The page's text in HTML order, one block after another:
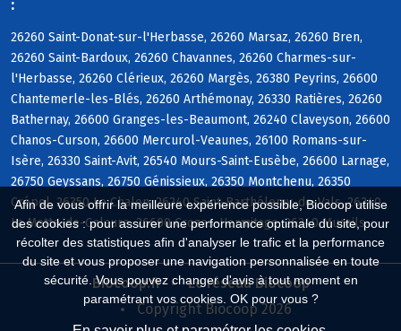
Afin de vous offrir la meilleure expérience possible, Biocoop utilise
des cookies : pour assurer une performance optimale du site, pour
récolter des statistiques afin d'analyser le trafic et la performance
du site et vous proposer une navigation personnalisée en toute
sécurité. Vous pouvez changer d'avis à tout moment en
paramétrant vos cookies. OK pour vous ?
:
26260 Saint-Donat-sur-l'Herbasse, 26260 Marsaz, 26260 Bren,
26260 Saint-Bardoux, 26260 Chavannes, 26260 Charmes-sur-
l'Herbasse, 26260 Clérieux, 26260 Margès, 26380 Peyrins, 26600
Chantemerle-les-Blés, 26260 Arthémonay, 26330 Ratières, 26260
Bathernay, 26600 Granges-les-Beaumont, 26240 Claveyson, 26600
Chanos-Curson, 26600 Mercurol-Veaunes, 26100 Romans-sur-
Isère, 26330 Saint-Avit, 26540 Mours-Saint-Eusèbe, 26600 Larnage,
26750 Geyssans, 26750 Génissieux, 26350 Montchenu, 26350
Crépol, 26350 Le Chalon, 26240 Saint-Barthélemy-de-Vals, 26240
La Motte-de-Galaure, 26600 Crozes-Hermitage, 26240 Mureils
Biocoop.fr
Le réseau Biocoop
Copyright Biocoop 2026